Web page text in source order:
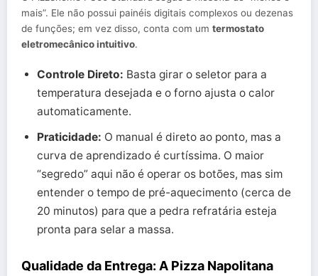
mais”. Ele não possui painéis digitais complexos ou dezenas
de funções; em vez disso, conta com um termostato
eletromecânico intuitivo.
Controle Direto: Basta girar o seletor para a
temperatura desejada e o forno ajusta o calor
automaticamente.
Praticidade: O manual é direto ao ponto, mas a
curva de aprendizado é curtíssima. O maior
“segredo” aqui não é operar os botões, mas sim
entender o tempo de pré-aquecimento (cerca de
20 minutos) para que a pedra refratária esteja
pronta para selar a massa.
Qualidade da Entrega: A Pizza Napolitana